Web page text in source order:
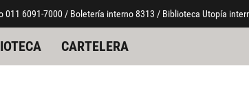
011 6091-7000 / Boletería interno 8313 / Biblioteca Utopía
CARTELERA